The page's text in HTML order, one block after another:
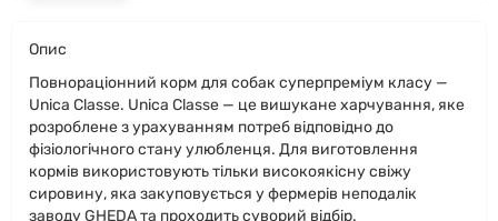
Опис
Повнораціонний корм для собак суперпреміум класу —
Unica Classe. Unica Classe — це вишукане харчування, яке
розроблене з урахуванням потреб відповідно до
фізіологічного стану улюбленця. Для виготовлення
кормів використовують тільки високоякісну свіжу
сировину, яка закуповується у фермерів неподалік
заводу GHEDA та проходить суворий відбір.